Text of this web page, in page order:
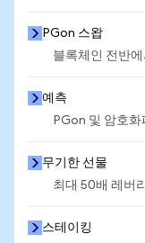
PGon 스왑
블록체인 전반
예측
PGon 및 암호
무기한 선물
최대 50배 레버
스테이킹